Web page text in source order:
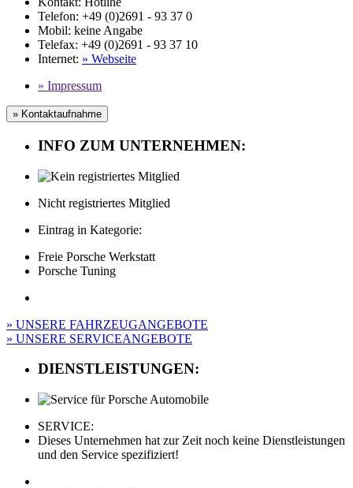
Telefon: +49 (0)2691 - 93 37 0
Mobil: keine Angabe
Telefax: +49 (0)2691 - 93 37 10
Internet: » Webseite
» Impressum
» Kontaktaufnahme
INFO ZUM UNTERNEHMEN:
Nicht registriertes Mitglied
Eintrag in Kategorie:
Freie Porsche Werkstatt
Porsche Tuning
» UNSERE FAHRZEUGANGEBOTE
» UNSERE SERVICEANGEBOTE
DIENSTLEISTUNGEN:
SERVICE:
Dieses Unternehmen hat zur Zeit noch keine Dienstleistungen
und den Service spezifiziert!